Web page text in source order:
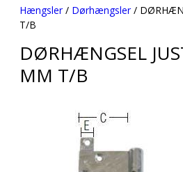
Hængsler/ Dørhængsler/
T/B
DØRHÆNGSEL
MM T/B